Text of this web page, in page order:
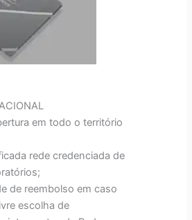
em todo o território
rede credenciada de
de reembolso em caso
escolha de